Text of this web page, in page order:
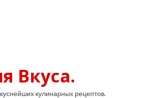
Вкуса.
кулинарных рецептов.